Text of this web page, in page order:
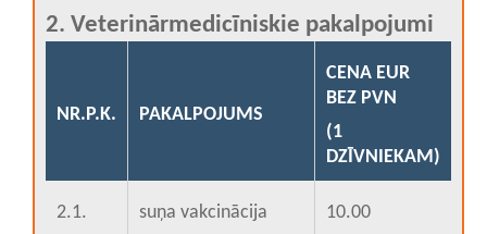
2. Veterinārmedicīniskie pakalpojumi
NR.P.K. PAKALPOJUMS
CENA EUR
BEZ PVN
(1
DZĪVNIEKAM)
2.1. suņa vakcinācija 10.00